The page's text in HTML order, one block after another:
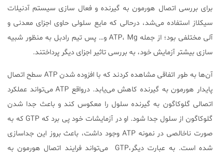
برای بررسی اتصال هورمون به گیرنده و فعال سازی سیستم آدنیلات
سیکلاز استفاده می‌شد، درحالی که مایع سلولی حاوی اجزای معدنی و
آلی مختلفی بود؛ از جمله ATP، Mg و… پس تیم رادبل به منظور شبیه
سازی بیشتر آزمایش خود، به بررسی تاثیر اجزای دیگر پرداختند.
آن‌ها به طور اتفاقی مشاهده کردند که با افزوده شدن ATP سطح اتصال
پایدار هورمون به گیرنده کاهش می‌یابد. درواقع ATP می‌تواند عملکرد
اتصالی گلوکاگون به گیرنده سلول را معکوس کند و باعث جدا شدن
گلوکاگون از سلول جدا شود. او در آزمایشات خود پی برد که GTP که به
صورت ناخالصی در نمونه ATP وجود داشت، باعث بروز این جداسازی
شده است. به عبارت دیگر،GTP می‌تواند فرایند اتصال هورمون به